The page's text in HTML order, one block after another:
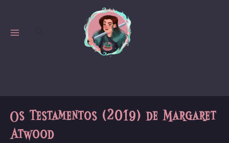
content
Os Testamentos (2019) de Margaret
Atwood